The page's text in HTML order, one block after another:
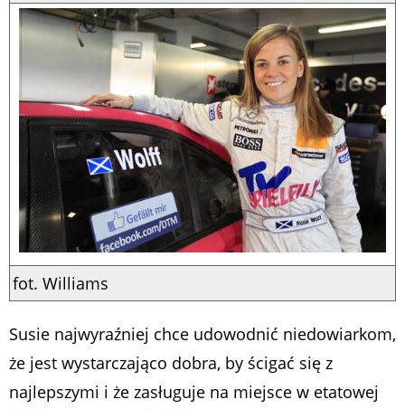
fot. Williams
Susie najwyraźniej chce udowodnić niedowiarkom,
że jest wystarczająco dobra, by ścigać się z
najlepszymi i że zasługuje na miejsce w etatowej